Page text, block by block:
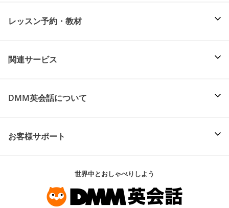
レッスン予約・教材
関連サービス
DMM英会話について
お客様サポート
世界中とおしゃべりしよう